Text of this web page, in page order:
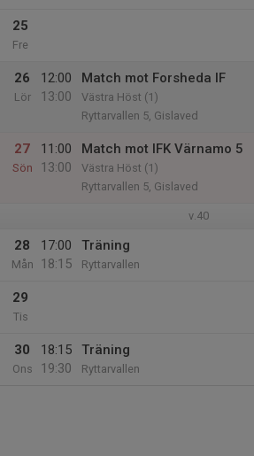
25
Fre
26
Lör
12:00
13:00
Match mot Forsheda IF
Västra Höst (1)
Ryttarvallen 5, Gislaved
27
Sön
11:00
13:00
Match mot IFK Värnamo 5
Västra Höst (1)
Ryttarvallen 5, Gislaved
v.40
28
Mån
17:00
18:15
Träning
Ryttarvallen
29
Tis
30
Ons
18:15
19:30
Träning
Ryttarvallen